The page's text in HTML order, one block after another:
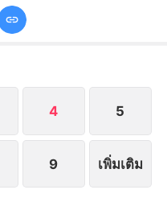
ากฏตัวมาปกป้องรุ่งทิชา
ดเผย ทั้งสองคนได้เผย
4 5
9 เพิ่มเติม